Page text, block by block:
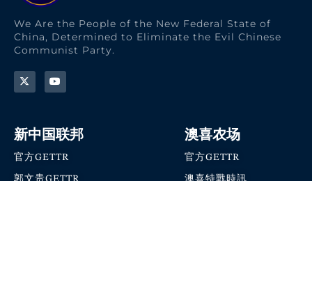
We Are the People of the New Federal State of
China, Determined to Eliminate the Evil Chinese
Communist Party.
新中国联邦
官方GETTR
郭文贵GETTR
澳喜农场
官方GETTR
澳喜特戰時訊